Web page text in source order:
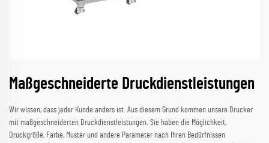
Maßgeschneiderte Druckdienstleistungen
Wir wissen, dass jeder Kunde anders ist. Aus diesem Grund kommen unsere Drucker
mit maßgeschneiderten Druckdienstleistungen. Sie haben die Möglichkeit,
Druckgröße, Farbe, Muster und andere Parameter nach Ihren Bedürfnissen